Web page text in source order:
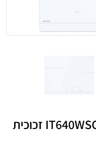
כיריים אינדוקציה גורניה IT640WSC זכוכית